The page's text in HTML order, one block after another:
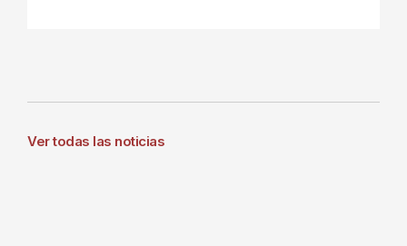
Ver todas las noticias